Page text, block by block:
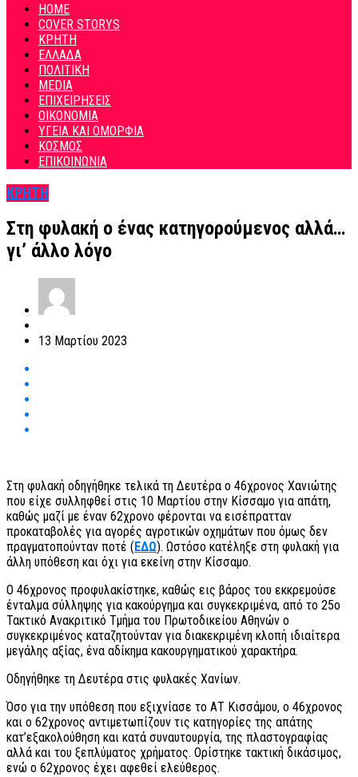
HOME
COVER STORYS
ΚΡΗΤΗ
ΕΛΛΑΔΑ
ΠΟΛΙΤΙΚΗ
MEDIA
ΕΠΙΧΕΙΡΗΣΕΙΣ
ΟΙΚΟΝΟΜΙΑ
ΥΓΕΙΑ ΚΑΙ ΟΜΟΡΦΙΑ
ΚΟΣΜΟΣ
ΕΠΙΚΟΙΝΩΝΙΑ
ΚΡΗΤΗ
Στη φυλακή ο ένας κατηγορούμενος αλλά…
γι’ άλλο λόγο
13 Μαρτίου 2023
Στη φυλακή οδηγήθηκε τελικά τη Δευτέρα ο 46χρονος Χανιώτης
που είχε συλληφθεί στις 10 Μαρτίου στην Κίσσαμο για απάτη,
καθώς μαζί με έναν 62χρονο φέρονται να εισέπρατταν
προκαταβολές για αγορές αγροτικών οχημάτων που όμως δεν
πραγματοπούνταν ποτέ ( ΕΔΩ). Ωστόσο κατέληξε στη φυλακή για
άλλη υπόθεση και όχι για εκείνη στην Κίσσαμο.
Ο 46χρονος προφυλακίστηκε, καθώς εις βάρος του εκκρεμούσε
ένταλμα σύλληψης για κακούργημα και συγκεκριμένα, από το 25ο
Τακτικό Ανακριτικό Τμήμα του Πρωτοδικείου Αθηνών ο
συγκεκριμένος καταζητούνταν για διακεκριμένη κλοπή ιδιαίτερα
μεγάλης αξίας, ένα αδίκημα κακουργηματικού χαρακτήρα.
Οδηγήθηκε τη Δευτέρα στις φυλακές Χανίων.
Όσο για την υπόθεση που εξιχνίασε το ΑΤ Κισσάμου, ο 46χρονος
και ο 62χρονος αντιμετωπίζουν τις κατηγορίες της απάτης
κατ’εξακολούθηση και κατά συναυτουργία, της πλαστογραφίας
αλλά και του ξεπλύματος χρήματος. Ορίστηκε τακτική δικάσιμος,
ενώ ο 62χρονος έχει αφεθεί ελεύθερος.